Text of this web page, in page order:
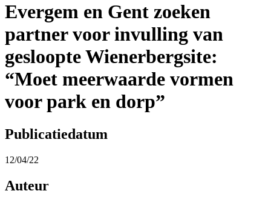
Evergem en Gent zoeken
partner voor invulling van
gesloopte Wienerbergsite:
“Moet meerwaarde vormen
voor park en dorp”
Publicatiedatum
12/04/22
Auteur